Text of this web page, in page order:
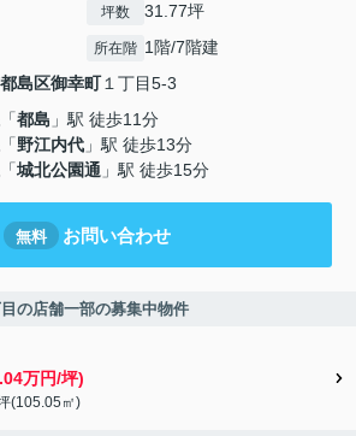
坪数 31.77坪
所在階 1階/7階建
島区御幸町１丁目5-3
「都島 」駅 徒歩11分
「野江内代 」駅 徒歩13分
「城北公園通 」駅 徒歩15分
無料 お問い合わせ
の店舗一部の募集中物件
万円/坪)
(105.05㎡)